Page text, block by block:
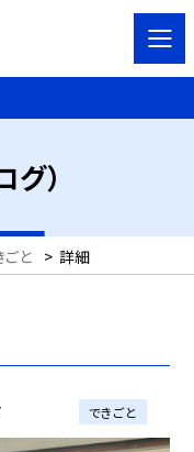
）
ごと > 詳細
できごと